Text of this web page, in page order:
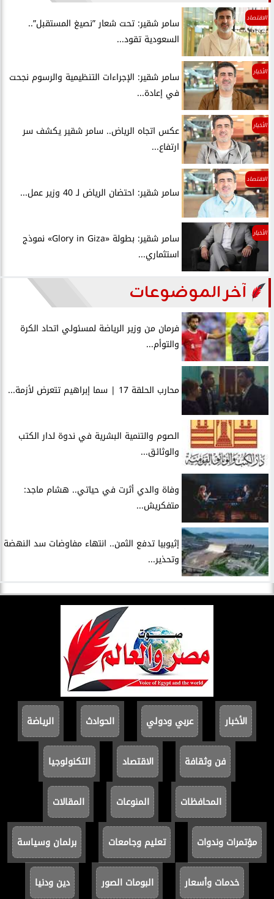
الاقتصاد
سامر شقير: تحت شعار ”نصيغ المستقبل”..
السعودية تقود...
الأخبار
سامر شقير: الإجراءات التنظيمية والرسوم نجحت
في إعادة...
الأخبار
عكس اتجاه الرياض.. سامر شقير يكشف سر
ارتفاع...
الاقتصاد
سامر شقير: احتضان الرياض لـ 40 وزير عمل...
الأخبار
سامر شقير: بطولة «Glory in Giza» نموذج
استثماري...
آخر الموضوعات
فرمان من وزير الرياضة لمسئولي اتحاد الكرة
والتوأم...
محارب الحلقة 17 | سما إبراهيم تتعرض لأزمة...
الصوم والتنمية البشرية في ندوة لدار الكتب
والوثائق...
وفاة والدي أثرت في حياتي.. هشام ماجد:
متفكريش...
إثيوبيا تدفع الثمن.. انتهاء مفاوضات سد النهضة
وتحذير...
الأخبار عربي ودولي الحوادث الرياضة
فن وثقافة الاقتصاد التكنولوجيا
المحافظات المنوعات المقالات
مؤتمرات وندوات تعليم وجامعات برلمان وسياسة
خدمات وأسعار البومات الصور دين ودنيا